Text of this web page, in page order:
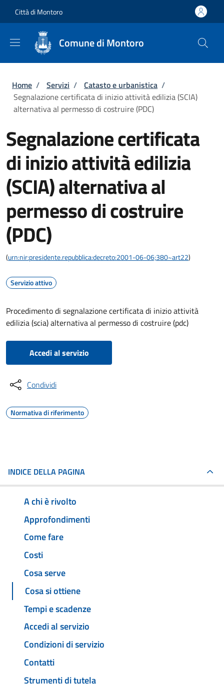
Città di Montoro
Comune di Montoro
Briciole di pane
Home / Servizi / Catasto e urbanistica /
Segnalazione certificata di inizio attività edilizia (SCIA)
alternativa al permesso di costruire (PDC)
Segnalazione certificata
di inizio attività edilizia
(SCIA) alternativa al
permesso di costruire
(PDC)
(urn:nir:presidente.repubblica:decreto:2001-06-06;380~art22)
Servizio attivo
Procedimento di segnalazione certificata di inizio attività
edilizia (scia) alternativa al permesso di costruire (pdc)
Accedi al servizio
Condividi
Normativa di riferimento
INDICE DELLA PAGINA
A chi è rivolto
Approfondimenti
Come fare
Costi
Cosa serve
Cosa si ottiene
Tempi e scadenze
Accedi al servizio
Condizioni di servizio
Contatti
Strumenti di tutela